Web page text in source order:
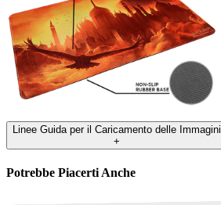
Linee Guida per il Caricamento delle Immagini
+
Potrebbe Piacerti Anche